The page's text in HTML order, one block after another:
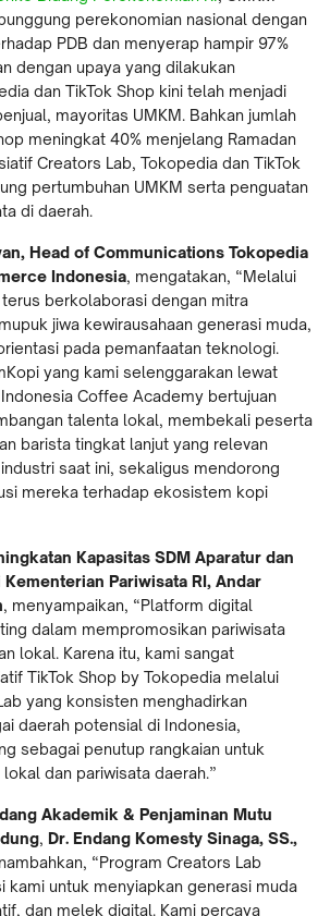
perekonomian nasional dengan
PDB dan menyerap hampir 97%
dengan upaya yang dilakukan
dan TikTok Shop kini telah menjadi
mayoritas UMKM. Bahkan jumlah
meningkat 40% menjelang Ramadan
Creators Lab, Tokopedia dan TikTok
pertumbuhan UMKM serta penguatan
di daerah.
Head of Communications Tokopedia
Indonesia, mengatakan, “Melalui
berkolaborasi dengan mitra
jiwa kewirausahaan generasi muda,
pada pemanfaatan teknologi.
yang kami selenggarakan lewat
Coffee Academy bertujuan
talenta lokal, membekali peserta
barista tingkat lanjut yang relevan
saat ini, sekaligus mendorong
mereka terhadap ekosistem kopi
Kapasitas SDM Aparatur dan
Pariwisata RI, Andar
, menyampaikan, “Platform digital
dalam mempromosikan pariwisata
lokal. Karena itu, kami sangat
TikTok Shop by Tokopedia melalui
yang konsisten menghadirkan
daerah potensial di Indonesia,
sebagai penutup rangkaian untuk
dan pariwisata daerah.”
Akademik & Penjaminan Mutu
, Dr. Endang Komesty Sinaga, SS.,
“Program Creators Lab
kami untuk menyiapkan generasi muda
dan melek digital. Kami percaya